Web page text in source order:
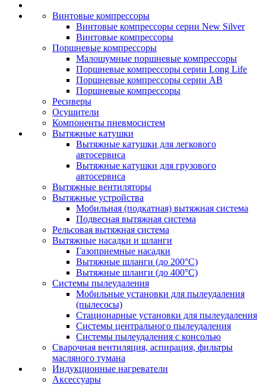
Винтовые компрессоры
Винтовые компрессоры серии New Silver
Винтовые компрессоры
Поршневые компрессоры
Малошумные поршневые компрессоры
Поршневые компрессоры серии Long Life
Поршневые компрессоры серии AB
Поршневые компрессоры
Ресиверы
Осушители
Компоненты пневмосистем
Вытяжные катушки
Вытяжные катушки для легкового
автосервиса
Вытяжные катушки для грузового
автосервиса
Вытяжные вентиляторы
Вытяжные устройства
Мобильная (подкатная) вытяжная система
Подвесная вытяжная система
Рельсовая вытяжная система
Вытяжные насадки и шланги
Газоприемные насадки
Вытяжные шланги (до 200°C)
Вытяжные шланги (до 400°C)
Системы пылеудаления
Мобильные установки для пылеудаления
(пылесосы)
Стационарные установки для пылеудаления
Системы центрального пылеудаления
Системы пылеудаления с консолью
Сварочная вентиляция, аспирация, фильтры
масляного тумана
Индукционные нагреватели
Аксессуары